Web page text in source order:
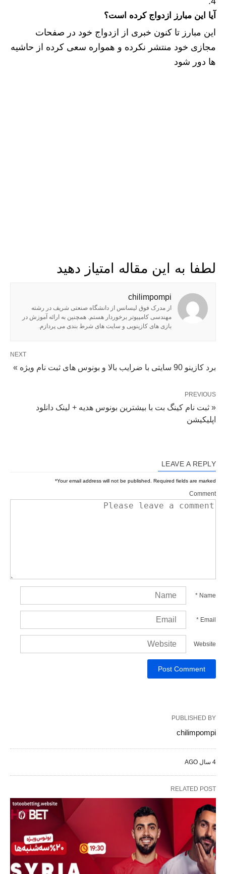
آیا این مبارز ازدواج کرده است؟
این مبارز تا کنون خبری از ازدواج خود در صفحات
مجازی خود منتشر نکرده و همواره سعی کرده از حاشیه
ها دور شود
لطفا به این مقاله امتیاز دهید
chilimpompi
از مدرک فوق لیسانس از دانشگاه صنعتی شریف در رشته
مهندسی کامپیوتر برخوردار هستم. همچنین به ارائه آموزش در
بازی های کازینویی و سایت های شرط بندی می پردازم.
NEXT
برد کازینو 90 سایتی با ضرایب بالا و بونوس های ثبت نام ویژه »
PREVIOUS
« ثبت نام کینگ بت با بیشترین بونوس هدیه + لینک دانلود
اپلیکیشن
LEAVE A REPLY
Your email address will not be published. Required fields are marked
*
Comment
Name
*
Email
*
Website
PUBLISHED BY
chilimpompi
4 سال AGO
RELATED POST